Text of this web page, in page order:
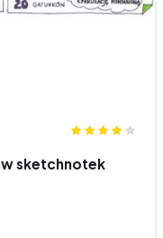
sketchnotek